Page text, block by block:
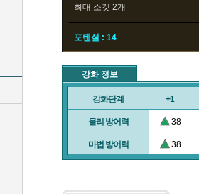
최대 소켓 2개
포텐셜 : 14
강화 정보
강화단계 +1
물리 방어력 38
마법 방어력 38